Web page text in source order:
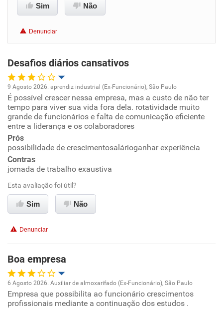
Conciliação com a vida familiar
Recomenda esta empresa
Recomenda a diretoria
Sim Não
Denunciar
Desafios diários cansativos
Oportunidade de promoção
Ambiente de trabalho
Conciliação com a vida familiar
Benefícios
9 Agosto 2026. aprendiz industrial (Ex-Funcionário), São Paulo
É possível crescer nessa empresa, mas a custo de não ter
tempo para viver sua vida fora dela. rotatividade muito
grande de funcionários e falta de comunicação eficiente
entre a liderança e os colaboradores
Prós
possibilidade de crescimentosalárioganhar experiência
Contras
jornada de trabalho exaustiva
Esta avaliação foi útil?
Sim Não
Denunciar
Boa empresa
Oportunidade de promoção
6 Agosto 2026. Auxiliar de almoxarifado (Ex-Funcionário), São Paulo
Empresa que possibilita ao funcionário crescimentos
profissionais mediante a continuação dos estudos .